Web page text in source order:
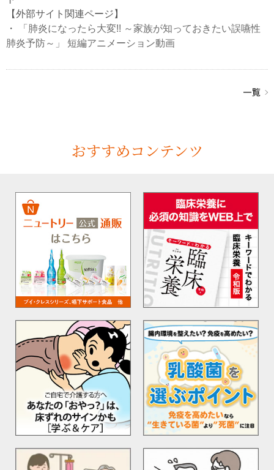
【外部サイト関連ページ】
・
「肺炎になったら大変!! ～家族が知っておきたい誤嚥性
肺炎予防～」 短編アニメーション動画
おすすめコンテンツ